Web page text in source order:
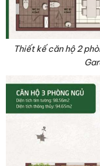
Thiết kế căn hộ 2